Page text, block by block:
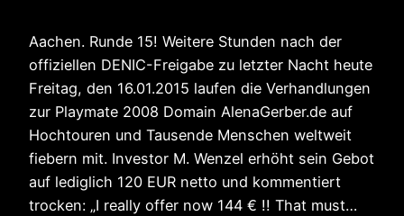
Aachen. Runde 15! Weitere Stunden nach der
offiziellen DENIC-Freigabe zu letzter Nacht heute
Freitag, den 16.01.2015 laufen die Verhandlungen
zur Playmate 2008 Domain AlenaGerber.de auf
Hochtouren und Tausende Menschen weltweit
fiebern mit. Investor M. Wenzel erhöht sein Gebot
auf lediglich 120 EUR netto und kommentiert
trocken: „I really offer now 144 € !! That must…